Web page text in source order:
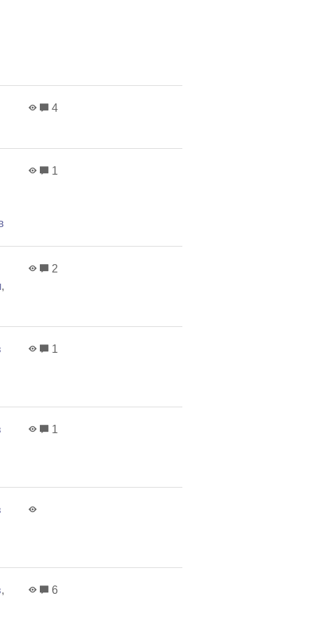
4
1
,
2
1
1
,
6